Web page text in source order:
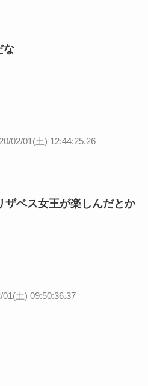
な
02/01(土) 12:44:25.26
ザベス女王が楽しんだとか
01(土) 09:50:36.37